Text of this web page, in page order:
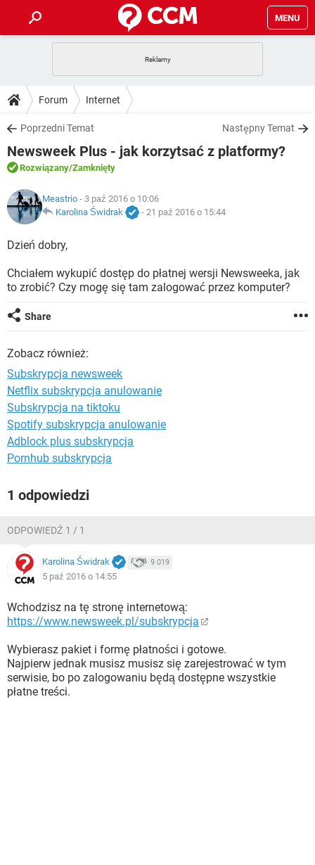
MENU
GRY
SPOTIFY
INSTAGRAM FACEBOOK
WINDOWS 10
PORADY
PlayStation
SPOTIFY
INSTAGRAM
WINDOWS 10
DO POBRANIA
ANDROID TIKTOK
GRY
IOS
INSTAGRAM
WINDOWS 10
FORUM
COVID-19
GRY WHATSAPP
WINDOWS 10
ARTYKUŁY
COVID-19
GRY
SPOTIFY NETFLIX
FACEBOOK
WINDOWS 10
Forum Internet
Poprzedni Temat Następny Temat
Newsweek Plus - jak korzytsać z platformy?
Rozwiązany/Zamknięty
Meastrio - 3 paź 2016 o 10:06
Karolina Świdrak
- 21 paź 2016 o 15:44
Dzień dobry,
Chciałem wykupić dostęp do płatnej wersji Newsweeka, jak
to zrobić? Czy mogę się tam zalogować przez komputer?
Share
Zobacz również:
Subskrypcja newsweek
Netflix subskrypcja anulowanie
Subskrypcja na tiktoku
Spotify subskrypcja anulowanie
Adblock plus subskrypcja
Pornhub subskrypcja
1 odpowiedzi
ODPOWIEDŹ 1 / 1
Karolina Świdrak 9 019
5 paź 2016 o 14:55
Wchodzisz na tę stronę internetową:
https://www.newsweek.pl/subskrypcja
Wybierasz pakiet i formę płatności i gotowe.
Najpierw jednak musisz musisz się zarejestrować w tym
serwisie, bo po zalogowaniu będą dostępne wszystkie
płatne treści.